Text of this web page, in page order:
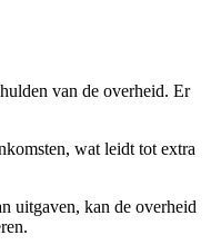
van de overheid. Er
wat leidt tot extra
uitgaven, kan de overheid